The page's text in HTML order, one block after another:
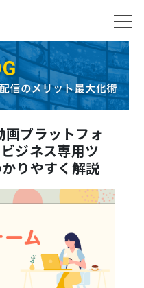
プラットフォ
ジネス専用ツ
りやすく解説